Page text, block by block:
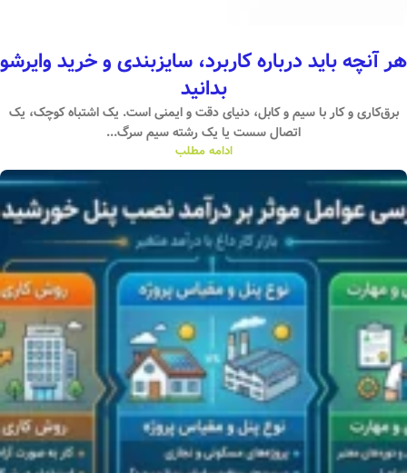
هر آنچه باید درباره کاربرد، سایزبندی و خرید وایرشو
بدانید
برق‌کاری و کار با سیم و کابل، دنیای دقت و ایمنی است. یک اشتباه کوچک، یک
اتصال سست یا یک رشته سیم سرگ...
ادامه مطلب